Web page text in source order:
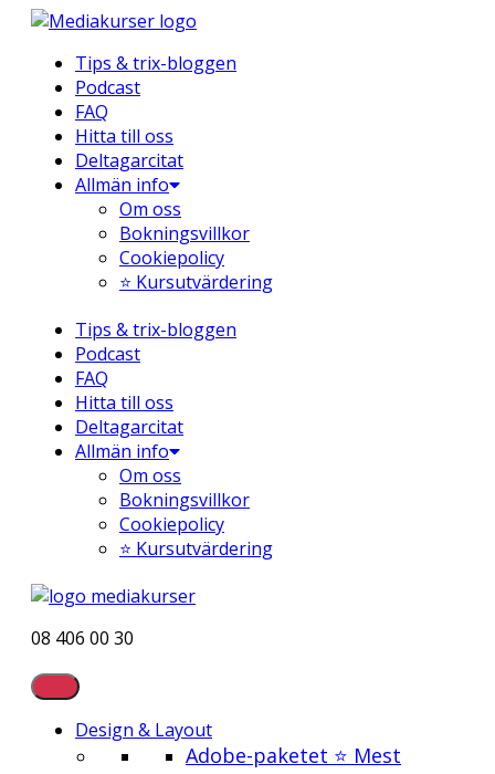
Hoppa
innehåll Tips & trix-bloggen
Podcast
FAQ
Hitta till oss
Deltagarcitat
Allmän info
Om oss
Bokningsvillkor
Cookiepolicy
⭐ Kursutvärdering
Tips & trix-bloggen
Podcast
FAQ
Hitta till oss
Deltagarcitat
Allmän info
Om oss
Bokningsvillkor
Cookiepolicy
⭐ Kursutvärdering
08 406 00 30
Design & Layout
Adobe-paketet ⭐ Mest